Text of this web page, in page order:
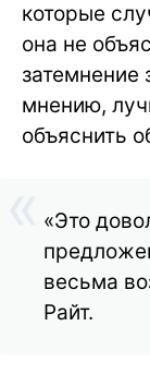
которые
она не
затемнение
мнению,
объяснить
«Это
весьма
Райт.